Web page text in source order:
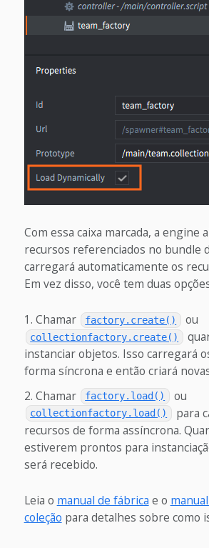
Com essa caixa marcada, a engine
recursos referenciados no bundle
carregará automaticamente os
Em vez disso, você tem duas
Chamar factory.create() ou
collectionfactory.create()
instanciar objetos. Isso carregará
forma síncrona e então criará
Chamar
factory.load() ou
collectionfactory.load()
para
recursos de forma assíncrona.
estiverem prontos para
será recebido.
Leia o manual de fábrica e o
coleção para detalhes sobre como